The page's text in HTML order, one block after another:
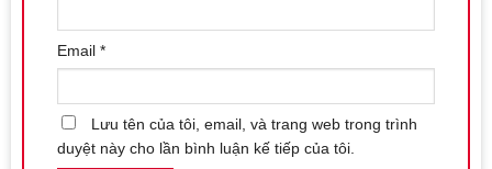
Email *
Lưu tên của tôi, email, và trang web trong trình
duyệt này cho lần bình luận kế tiếp của tôi.